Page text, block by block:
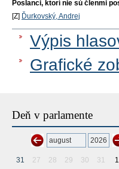
Poslanci, ktorí nie sú členmi
[Z] Ďurkovský, Andrej
Výpis
Grafické
Deň v parlamente
31 27 28 29 30 31 1